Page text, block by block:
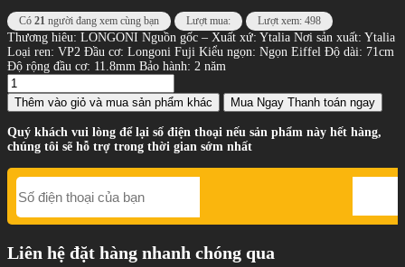
Có 21 người đang xem cùng bạn Lượt mua: Lượt xem: 498
Thương hiêu: LONGONI Nguồn gốc – Xuất xứ: Ytalia Nơi sản xuất: Ytalia
Loại ren: VP2 Đầu cơ: Longoni Fuji Kiểu ngọn: Ngọn Eiffel Độ dài: 71cm
Độ rộng đầu cơ: 11.8mm Bảo hành: 2 năm
Thêm vào giỏ và mua sản phẩm khác Mua Ngay Thanh toán ngay
Quý khách vui lòng để lại số điện thoại nếu sản phẩm này hết hàng,
chúng tôi sẽ hỗ trợ trong thời gian sớm nhất
Liên hệ đặt hàng nhanh chóng qua